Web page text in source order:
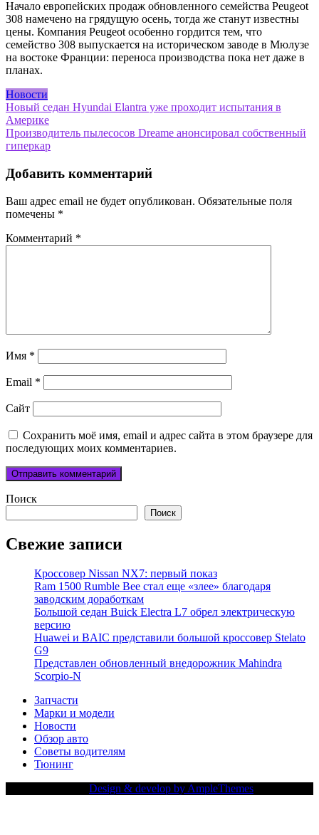
Начало европейских продаж обновленного семейства Peugeot
308 намечено на грядущую осень, тогда же станут известны
цены. Компания Peugeot особенно гордится тем, что
семейство 308 выпускается на историческом заводе в Мюлузе
на востоке Франции: переноса производства пока нет даже в
планах.
Новости
Навигация
по
записям
Новый седан Hyundai Elantra уже проходит испытания в
Америке
Производитель пылесосов Dreame анонсировал собственный
гиперкар
Добавить комментарий
Ваш адрес email не будет опубликован. Обязательные поля
помечены *
Комментарий *
Имя *
Email *
Сайт
Сохранить моё имя, email и адрес сайта в этом браузере для
последующих моих комментариев.
Поиск
Поиск
Свежие записи
Кроссовер Nissan NX7: первый показ
Ram 1500 Rumble Bee стал еще «злее» благодаря
заводским доработкам
Большой седан Buick Electra L7 обрел электрическую
версию
Huawei и BAIC представили большой кроссовер Stelato
G9
Представлен обновленный внедорожник Mahindra
Scorpio-N
Запчасти
Марки и модели
Новости
Обзор авто
Советы водителям
Тюнинг
Design & develop by AmpleThemes